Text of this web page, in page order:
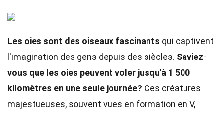
Les oies sont des oiseaux fascinants qui captivent
l'imagination des gens depuis des siècles. Saviez-
vous que les oies peuvent voler jusqu'à 1 500
kilomètres en une seule journée? Ces créatures
majestueuses, souvent vues en formation en V,